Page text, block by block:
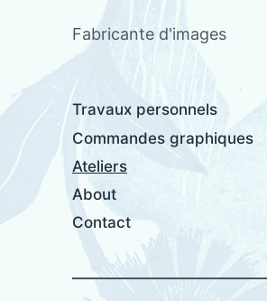
Fabricante d'images
Travaux personnels
Commandes graphiques
Ateliers
About
Contact